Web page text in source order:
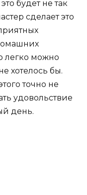
будет не так
сделает это
легко можно
хотелось бы.
точно не
удовольствие
день.